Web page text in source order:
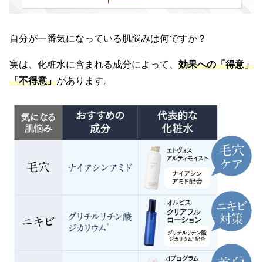
自分が一番気になっている肌悩みは何ですか？
実は、化粧水に含まれる成分によって、 効果への「得意」
「不得意」があります。